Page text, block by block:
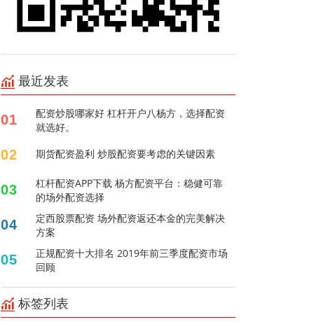
最近发表
01
配资炒股哪家好 杠杆开户八杨方，选择配资
就选好。
02 期货配资盈利 炒股配资要考虑的关键因素
03
杠杆配资APP下载 杨方配资平台：稳健可靠
的场外配资选择
04
定西股票配资 场外配资返还本金的完美解决
方案
05
正规配资十大排名 2019年前三季度配资市场
回顾
标签列表